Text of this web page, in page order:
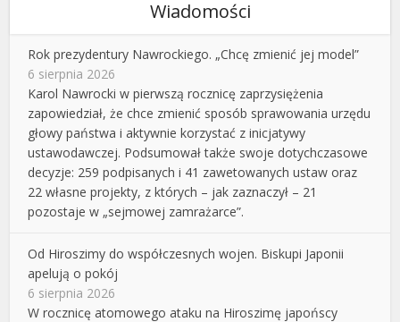
Wiadomości
Rok prezydentury Nawrockiego. „Chcę zmienić jej model”
6 sierpnia 2026
Karol Nawrocki w pierwszą rocznicę zaprzysiężenia
zapowiedział, że chce zmienić sposób sprawowania urzędu
głowy państwa i aktywnie korzystać z inicjatywy
ustawodawczej. Podsumował także swoje dotychczasowe
decyzje: 259 podpisanych i 41 zawetowanych ustaw oraz
22 własne projekty, z których – jak zaznaczył – 21
pozostaje w „sejmowej zamrażarce”.
Od Hiroszimy do współczesnych wojen. Biskupi Japonii
apelują o pokój
6 sierpnia 2026
W rocznicę atomowego ataku na Hiroszimę japońscy